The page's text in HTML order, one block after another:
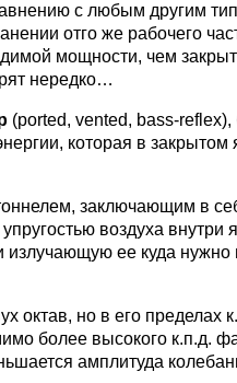
с любым другим
отго же рабочего
мощности, чем
нередко…
(ported, vented, bass-
которая в закрытом
заключающим в
воздуха внутри
ее куда нужно
октав, но в его пределах
более высокого к.п.д.
амплитуда